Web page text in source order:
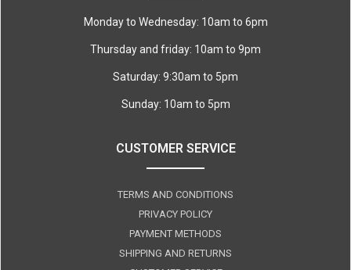
Monday to Wednesday: 10am to 6pm
Thursday and friday: 10am to 9pm
Saturday: 9:30am to 5pm
Sunday: 10am to 5pm
CUSTOMER SERVICE
TERMS AND CONDITIONS
PRIVACY POLICY
PAYMENT METHODS
SHIPPING AND RETURNS